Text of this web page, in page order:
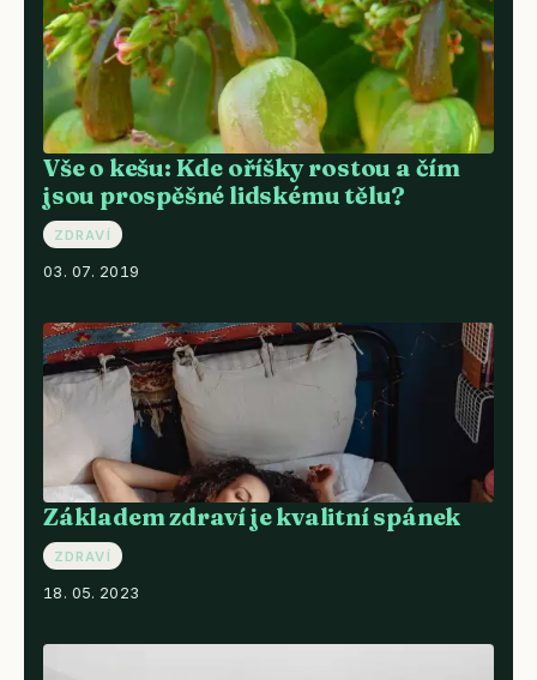
Vše o kešu: Kde oříšky rostou a čím
jsou prospěšné lidskému tělu?
ZDRAVÍ
03. 07. 2019
Základem zdraví je kvalitní spánek
ZDRAVÍ
18. 05. 2023